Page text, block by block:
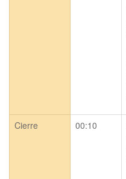
Cierre 00:10